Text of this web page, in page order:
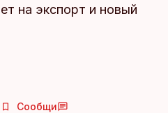
на экспорт и новый
Сообщи